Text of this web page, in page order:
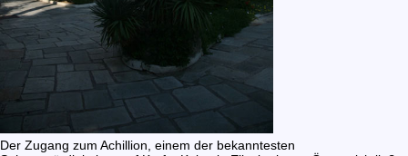
Der Zugang zum Achillion, einem der bekanntesten